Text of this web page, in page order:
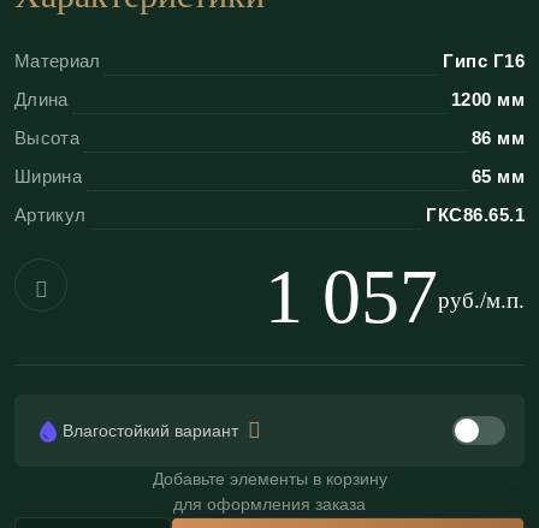
Преимущества гипсовых световых
карнизов «ЭКОЛЕПНИНА»
Пожаробезопасность:Гипс — негорючий
материал (КМ0). В отличие от полиуретана, он
не боится нагрева от мощных светодиодных
лент и не выделяет запахов;
тепло от ленты, продлевая срок её службы;
Экологичность:Безопасен для спален и
детских комнат.
Влагостойкость:возможно изготовление
Материал
Гипс Г16
Длина
1200 мм
Высота
86 мм
Ширина
65 мм
Артикул
ГКС86.65.1
1 057руб./м.п.
Влагостойкий вариант
Добавьте элементы в корзину
для оформления заказа